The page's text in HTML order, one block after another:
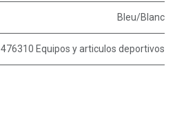
Bleu/Blanc
476310 Equipos y articulos deportivos